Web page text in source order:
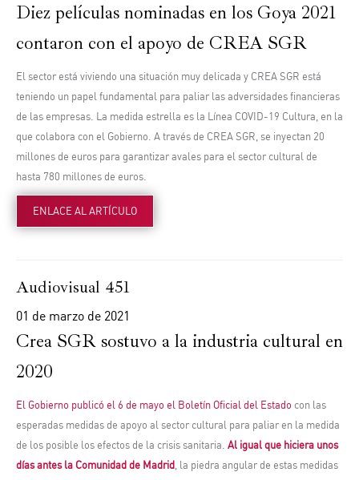
Diez películas nominadas en los Goya 2021
contaron con el apoyo de CREA SGR
El sector está viviendo una situación muy delicada y CREA SGR está
teniendo un papel fundamental para paliar las adversidades financieras
de las empresas. La medida estrella es la Línea COVID-19 Cultura , en la
que colabora con el Gobierno. A través de CREA SGR, se inyectan 20
millones de euros para garantizar avales para el sector cultural de
hasta 780 millones de euros.
ENLACE AL ARTÍCULO
Audiovisual 451
01 de marzo de 2021
Crea SGR sostuvo a la industria cultural en
2020
El Gobierno publicó el 6 de mayo el Boletín Oficial del Estado con las
esperadas medidas de apoyo al sector cultural para paliar en la medida
de los posible los efectos de la crisis sanitaria. Al igual que hiciera unos
días antes la Comunidad de Madrid , la piedra angular de estas medidas